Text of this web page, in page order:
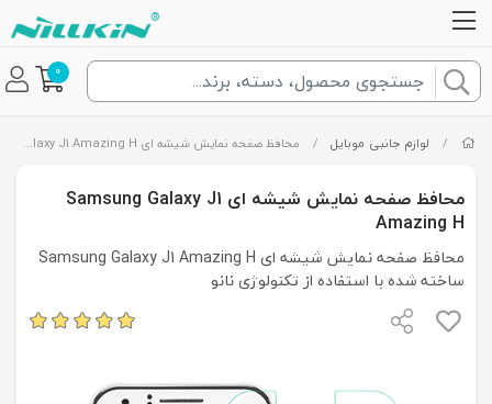
0
/ لوازم جانبی موبایل / محافظ صفحه نمایش شیشه ای Samsung Galaxy J1 Amazing H
محافظ صفحه نمایش شیشه ای Samsung Galaxy J1
Amazing H
محافظ صفحه نمایش شیشه ای Samsung Galaxy J1 Amazing H
ساخته شده با استفاده از تکنولوژی نانو